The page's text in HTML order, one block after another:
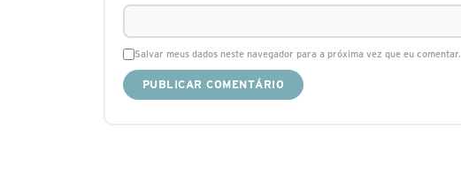
Salvar meus dados neste navegador para a próxima vez que eu comentar.